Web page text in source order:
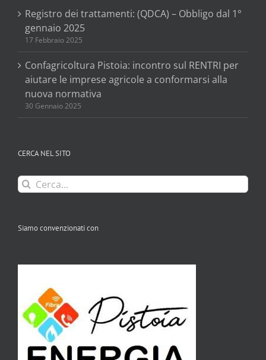
Registro dei trattamenti: (QDCA) – Obbligo dal 1°
gennaio 2025
17 Febbraio 2025
Confagricoltura Pistoia: incontro sul RENTRI per
aiutare le imprese agricole a conformarsi alla
nuova normativa
30 Gennaio 2025
CERCA NEL SITO
Cerca
per:
Siamo convenzionati con